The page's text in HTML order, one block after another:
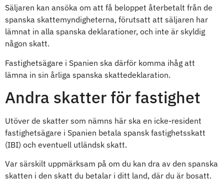
Säljaren kan ansöka om att få beloppet återbetalt från de
spanska skattemyndigheterna, förutsatt att säljaren har
lämnat in alla spanska deklarationer, och inte är skyldig
någon skatt.
Fastighetsägare i Spanien ska därför komma ihåg att
lämna in sin årliga spanska skattedeklaration.
Andra skatter för fastighet
Utöver de skatter som nämns här ska en icke-resident
fastighetsägare i Spanien betala spansk fastighetsskatt
(IBI) och eventuell utländsk skatt.
Var särskilt uppmärksam på om du kan dra av den spanska
skatten i den skatt du betalar i ditt land, där du är bosatt.